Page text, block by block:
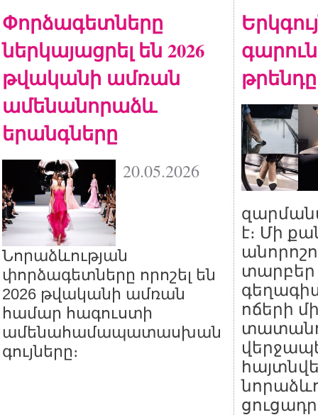
Փորձագետները
ներկայացրել են 2026
թվականի ամռան
ամենանորաձև
երանգները
20.05.2026
Նորաձևության
փորձագետները որոշել են
2026 թվականի ամռան
համար հագուստի
ամենահամապատասխան
գույները։
թրենդը
է։ Մի
տարբեր
ոճերի